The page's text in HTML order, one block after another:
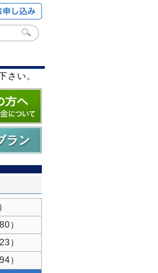
さい。
）
）
）